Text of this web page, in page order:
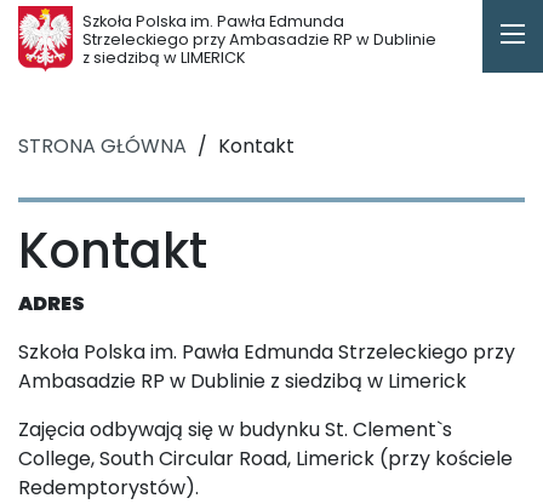
Szkoła Polska im. Pawła Edmunda
Strzeleckiego przy Ambasadzie RP w Dublinie
z siedzibą w LIMERICK
STRONA GŁÓWNA / Kontakt
Kontakt
ADRES
Szkoła Polska im. Pawła Edmunda Strzeleckiego przy
Ambasadzie RP w Dublinie z siedzibą w Limerick
Zajęcia odbywają się w budynku St. Clement`s
College, South Circular Road, Limerick (przy kościele
Redemptorystów).